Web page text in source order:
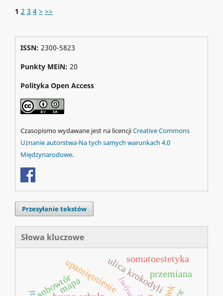
1 2 3 4 > >>
ISSN: 2300-5823
Punkty MEiN: 20
Polityka Open Access
Czasopismo wydawane jest na licencjiCreative Commons
Uznanie autorstwa-Na tych samych warunkach 4.0
Międzynarodowe.
Przesyłanie tekstów
Słowa kluczowe
upamiętnienielwów
mapa ulica krokodyliprzemiana
sobowtór
somatoestetyka